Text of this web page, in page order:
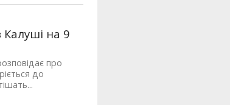
на 9
про
до